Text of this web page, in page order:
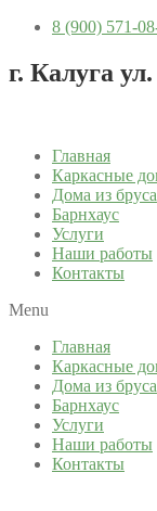
8 (900) 571-
г. Калуга
Главная
Каркасные
Дома из бруса
Барнхаус
Услуги
Наши работы
Контакты
Menu
Главная
Каркасные
Дома из бруса
Барнхаус
Услуги
Наши работы
Контакты